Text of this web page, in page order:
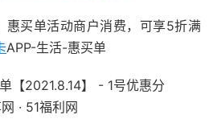
惠买单活动商户消费，可享5折满
APP-生活-惠买单